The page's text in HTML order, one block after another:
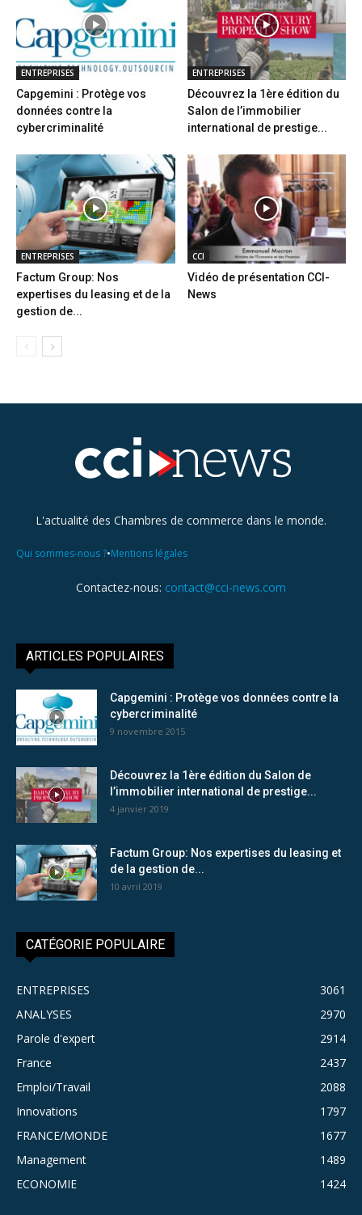
ENTREPRISES
Capgemini : Protège vos
données contre la
cybercriminalité
ENTREPRISES
Découvrez la 1ère édition du
Salon de l’immobilier
international de prestige...
ENTREPRISES
Factum Group: Nos
expertises du leasing et de la
gestion de...
CCI
Vidéo de présentation CCI-
News
L'actualité des Chambres de commerce dans le monde.
Qui sommes-nous ?•Mentions légales
Contactez-nous: contact@cci-news.com
ARTICLES POPULAIRES
Capgemini : Protège vos données contre la
cybercriminalité
9 novembre 2015
Découvrez la 1ère édition du Salon de
l’immobilier international de prestige...
4 janvier 2019
Factum Group: Nos expertises du leasing et
de la gestion de...
10 avril 2019
CATÉGORIE POPULAIRE
ENTREPRISES
3061
ANALYSES
2970
Parole d'expert
2914
France
2437
Emploi/Travail
2088
Innovations
1797
FRANCE/MONDE
1677
Management
1489
ECONOMIE
1424